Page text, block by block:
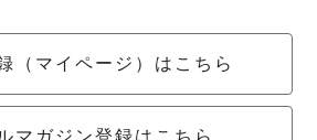
（マイページ）はこちら
マガジン登録はこちら